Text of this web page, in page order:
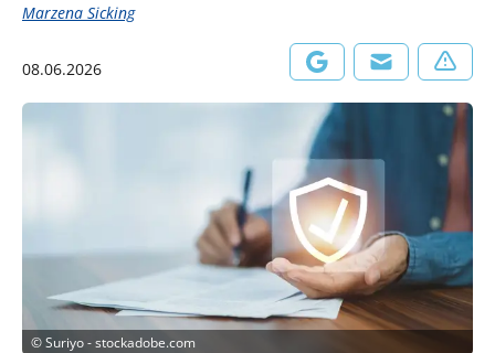
Marzena Sicking
08.06.2026
©Suriyo - stockadobe.com